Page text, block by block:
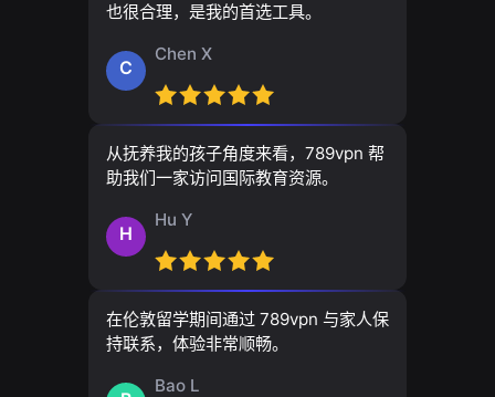
也很合理，是我的首选工具。
C
Chen X
从抚养我的孩子角度来看，789vpn 帮
助我们一家访问国际教育资源。
H
Hu Y
在伦敦留学期间通过 789vpn 与家人保
持联系，体验非常顺畅。
Bao L